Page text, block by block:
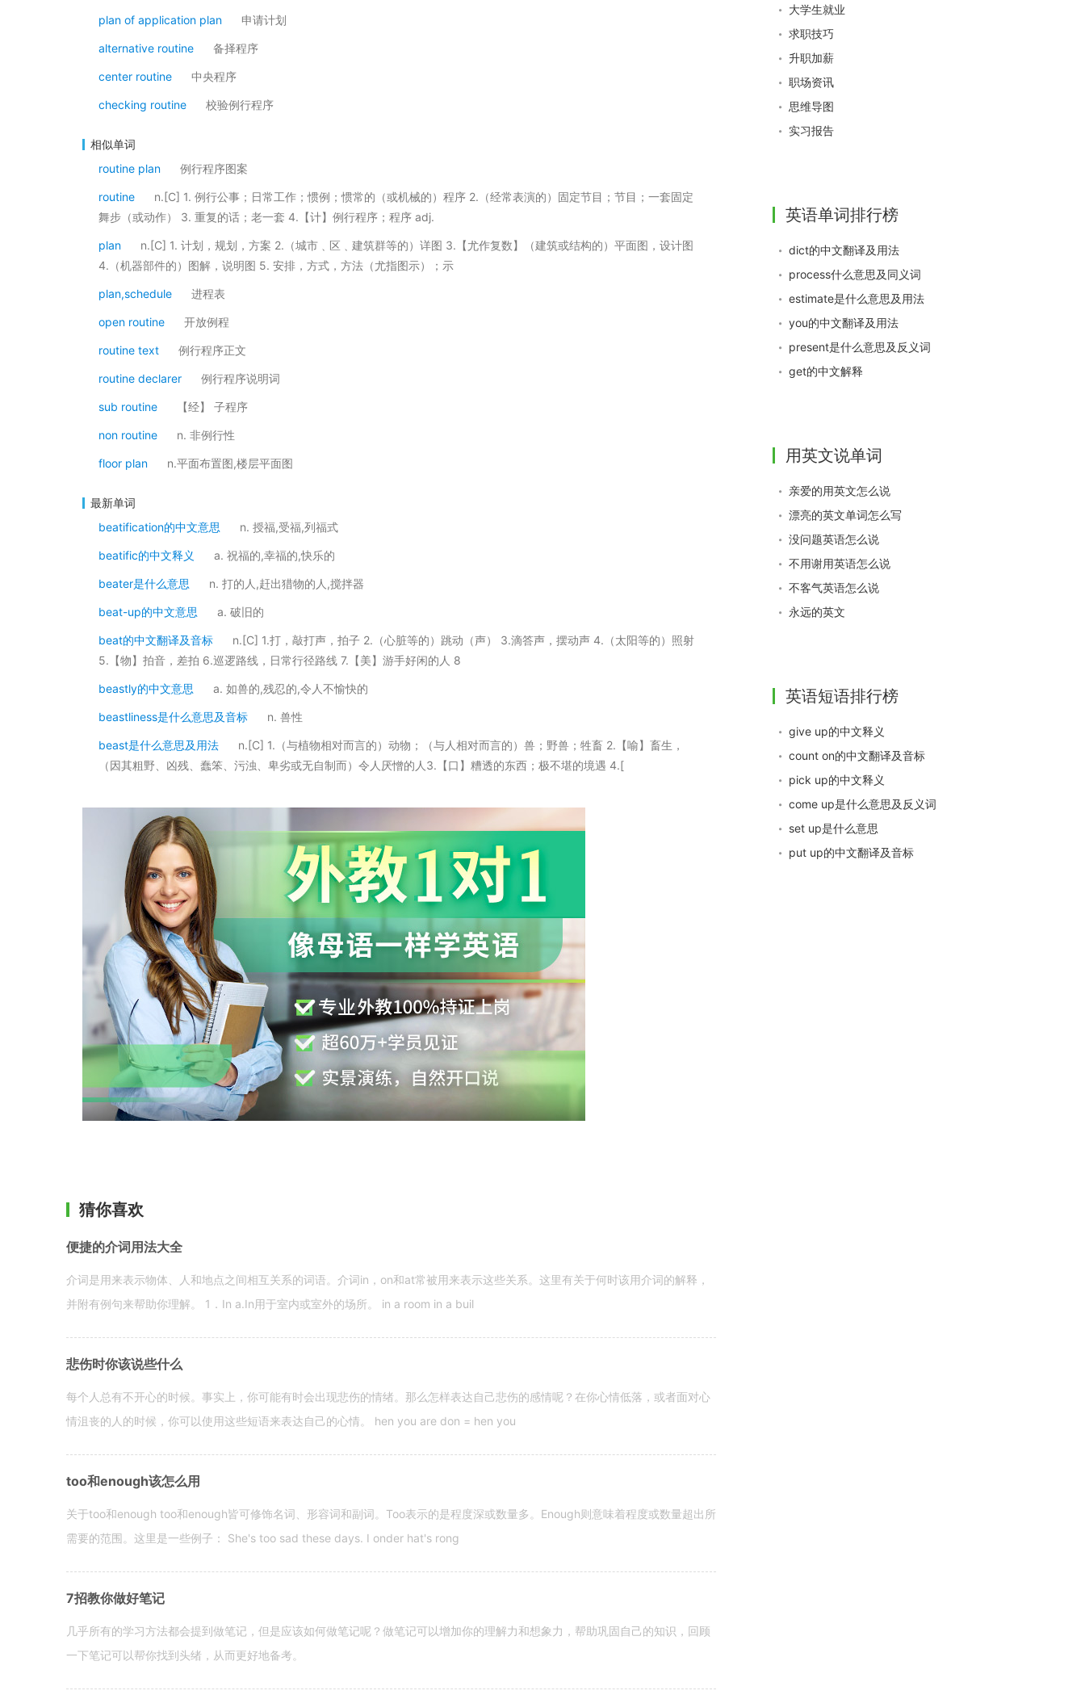
plan of application plan 申请计划
alternative routine 备择程序
center routine 中央程序
checking routine 校验例行程序
相似单词
routine plan
例行程序图案
routine
n.[C] 1. 例行公事；日常工作；惯例；惯常的（或机械的）程序 2.（经常表演的）固定节目；节目；一套固定
舞步（或动作） 3. 重复的话；老一套 4.【计】例行程序；程序 adj.
plan
n.[C] 1. 计划，规划，方案 2.（城市﹑区﹑建筑群等的）详图 3.【尤作复数】（建筑或结构的）平面图，设计图
4.（机器部件的）图解，说明图 5. 安排，方式，方法（尤指图示）；示
plan,schedule 进程表
open routine 开放例程
routine text 例行程序正文
routine declarer 例行程序说明词
sub routine 【经】 子程序
non routine n. 非例行性
floor plan n.平面布置图,楼层平面图
最新单词
beatification的中文意思
n. 授福,受福,列福式
beatific的中文释义 a. 祝福的,幸福的,快乐的
beater是什么意思 n. 打的人,赶出猎物的人,搅拌器
beat-up的中文意思 a. 破旧的
beat的中文翻译及音标
n.[C] 1.打，敲打声，拍子 2.（心脏等的）跳动（声） 3.滴答声，摆动声 4.（太阳等的）照射
5.【物】拍音，差拍 6.巡逻路线，日常行径路线 7.【美】游手好闲的人 8
beastly的中文意思 a. 如兽的,残忍的,令人不愉快的
beastliness是什么意思及音标 n. 兽性
beast是什么意思及用法
n.[C] 1.（与植物相对而言的）动物；（与人相对而言的）兽；野兽；牲畜 2.【喻】畜生，
（因其粗野、凶残、蠢笨、污浊、卑劣或无自制而）令人厌憎的人3.【口】糟透的东西；极不堪的境遇 4.[
猜你喜欢
便捷的介词用法大全
介词是用来表示物体、人和地点之间相互关系的词语。介词in，on和at常被用来表示这些关系。这里有关于何时该用介词的解释，
并附有例句来帮助你理解。 1．In a.In用于室内或室外的场所。 in a room in a buil
悲伤时你该说些什么
每个人总有不开心的时候。事实上，你可能有时会出现悲伤的情绪。那么怎样表达自己悲伤的感情呢？在你心情低落，或者面对心
情沮丧的人的时候，你可以使用这些短语来表达自己的心情。 hen you are don = hen you
too和enough该怎么用
关于too和enough too和enough皆可修饰名词、形容词和副词。Too表示的是程度深或数量多。Enough则意味着程度或数量超出所
需要的范围。这里是一些例子： She's too sad these days. I onder hat's rong
7招教你做好笔记
几乎所有的学习方法都会提到做笔记，但是应该如何做笔记呢？做笔记可以增加你的理解力和想象力，帮助巩固自己的知识，回顾
一下笔记可以帮你找到头绪，从而更好地备考。
大学生就业
求职技巧
升职加薪
职场资讯
思维导图
实习报告
英语单词排行榜
dict的中文翻译及用法
process什么意思及同义词
estimate是什么意思及用法
you的中文翻译及用法
present是什么意思及反义词
get的中文解释
用英文说单词
亲爱的用英文怎么说
漂亮的英文单词怎么写
没问题英语怎么说
不用谢用英语怎么说
不客气英语怎么说
永远的英文
英语短语排行榜
give up的中文释义
count on的中文翻译及音标
pick up的中文释义
come up是什么意思及反义词
set up是什么意思
put up的中文翻译及音标